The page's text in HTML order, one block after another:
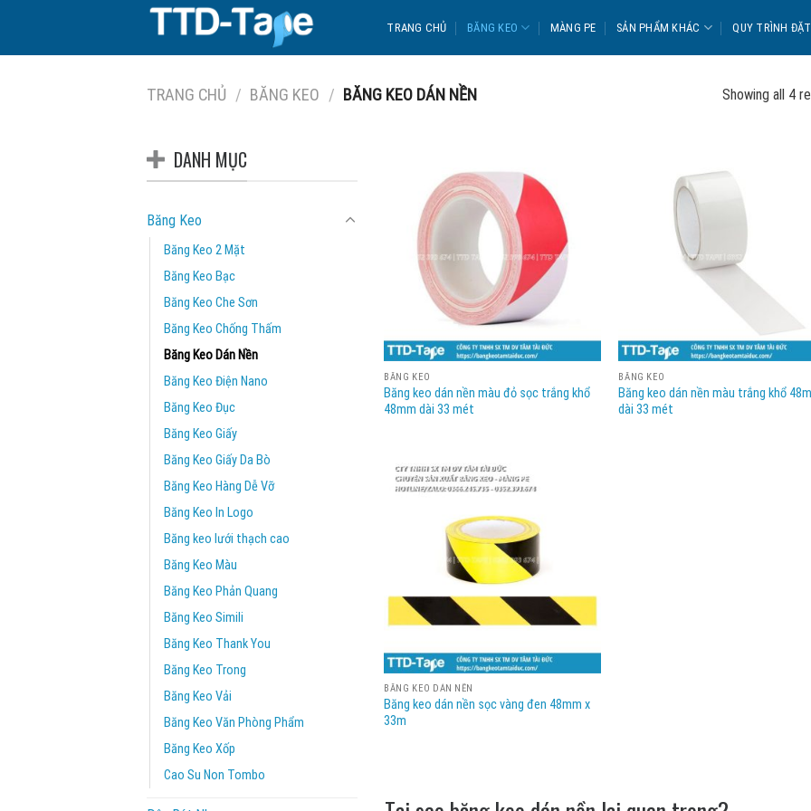
content
TRANG CHỦ BĂNG KEO MÀNG PE SẢN PHẨM KHÁC QUY TRÌNH
TRANG CHỦ / BĂNG KEO / BĂNG KEO DÁN NỀN Showing all 4
DANH MỤC
Băng Keo
Băng Keo 2 Mặt
Băng Keo Bạc
Băng Keo Che Sơn
Băng Keo Chống Thấm
Băng Keo Dán Nền
Băng Keo Điện Nano
Băng Keo Đục
Băng Keo Giấy
Băng Keo Giấy Da Bò
Băng Keo Hàng Dễ Vỡ
Băng Keo In Logo
Băng keo lưới thạch cao
Băng Keo Màu
Băng Keo Phản Quang
Băng Keo Simili
Băng Keo Thank You
Băng Keo Trong
Băng Keo Vải
Băng Keo Văn Phòng Phẩm
Băng Keo Xốp
Cao Su Non Tombo
BĂNG KEO
Băng keo dán nền màu đỏ sọc trắng khổ
48mm dài 33 mét
BĂNG KEO
Băng keo dán nền màu trắng khổ
dài 33 mét
BĂNG KEO DÁN NỀN
Băng keo dán nền sọc vàng đen 48mm x
33m